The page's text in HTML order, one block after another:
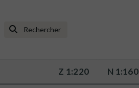
Z 1:220 N 1:160